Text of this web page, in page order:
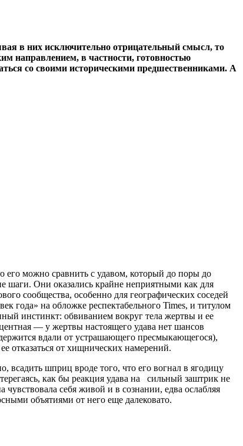
в них исключительно отрицательный смысл, то
направлением, в частности, готовностью
со своими историческими предшественниками. А
его можно сравнить с удавом, который до поры до
шаги. Они оказались крайне неприятными как для
сообщества, особенно для географических соседей
года» на обложке респектабельного Times, и титулом
инстинкт: обвиванием вокруг тела жертвы и ее
— у жертвы настоящего удава нет шансов
вдали от устрашающего пресмыкающегося),
отказаться от хищнических намерений.
всадить шприц вроде того, что его вогнал в ягодицу
как бы реакция удава на сильный заштрик не
себя живой и в сознании, едва ослабляя
объятиями от него еще далековато.